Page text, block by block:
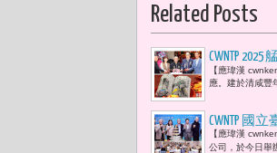
Related Posts
CWNTP
島神很大
【應瑋漢
應。建於清咸豐
CWNTP 國
來，覺得
【應瑋漢
公司，於今日舉